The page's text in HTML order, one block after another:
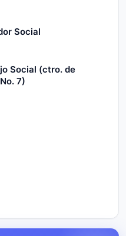
Social
Social (ctro. de
7)